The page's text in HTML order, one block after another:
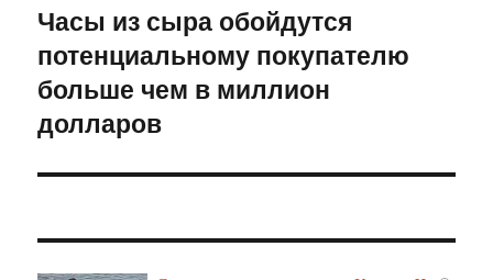
Следующая
запись:
Часы из сыра обойдутся
потенциальному покупателю
больше чем в миллион
долларов